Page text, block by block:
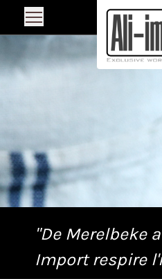
"De Merelbeke
Import respire